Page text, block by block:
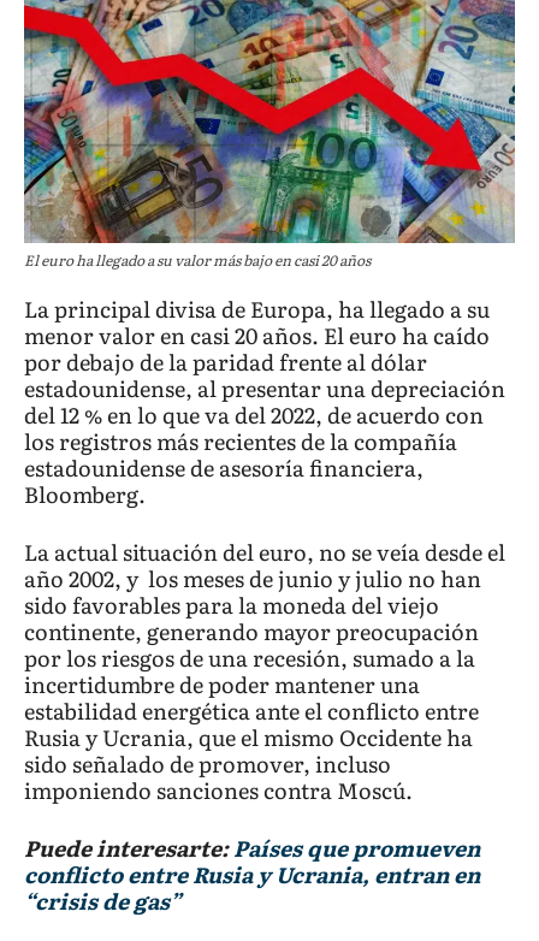
El euro ha llegado a su valor más bajo en casi 20 años
La principal divisa de Europa, ha llegado a su
menor valor en casi 20 años. El euro ha caído
por debajo de la paridad frente al dólar
estadounidense, al presentar una depreciación
del 12 % en lo que va del 2022, de acuerdo con
los registros más recientes de la compañía
estadounidense de asesoría financiera,
Bloomberg.
La actual situación del euro, no se veía desde el
año 2002, y los meses de junio y julio no han
sido favorables para la moneda del viejo
continente, generando mayor preocupación
por los riesgos de una recesión, sumado a la
incertidumbre de poder mantener una
estabilidad energética ante el conflicto entre
Rusia y Ucrania, que el mismo Occidente ha
sido señalado de promover, incluso
imponiendo sanciones contra Moscú.
Puede interesarte:Países que promueven
conflicto entre Rusia y Ucrania, entran en
“crisis de gas”